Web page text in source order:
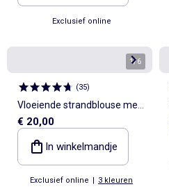
Exclusief online
1/6
(35)
Vloeiende strandblouse met
print
€ 20,00
In winkelmandje
Exclusief online | 3 kleuren